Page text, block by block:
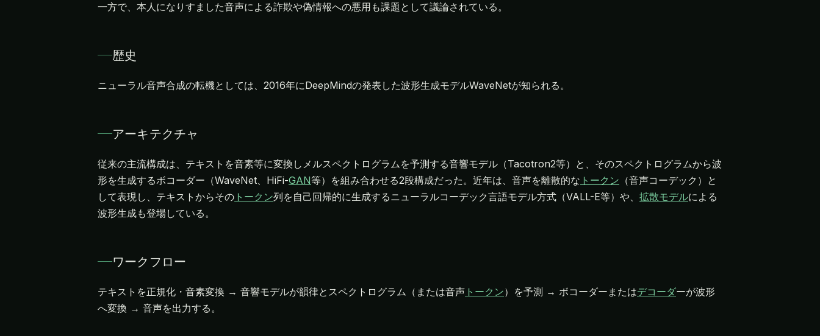
一方で、本人になりすました音声による詐欺や偽情報への悪用も課題として議論されている。
歴史
ニューラル音声合成の転機としては、2016年にDeepMindの発表した波形生成モデルWaveNetが知られる。
アーキテクチャ
従来の主流構成は、テキストを音素等に変換しメルスペクトログラムを予測する音響モデル（Tacotron2等）と、そのスペクトログラムから波
形を生成するボコーダー（WaveNet、HiFi-GAN等）を組み合わせる2段構成だった。近年は、音声を離散的な トークン （音声コーデック）と
して表現し、テキストからその トークン列を自己回帰的に生成するニューラルコーデック言語モデル方式（VALL-E等）や、 拡散モデルによる
波形生成も登場している。
ワークフロー
テキストを正規化・音素変換 → 音響モデルが韻律とスペクトログラム（または音声 トークン）を予測 → ボコーダーまたはデコーダーが波形
へ変換 → 音声を出力する。